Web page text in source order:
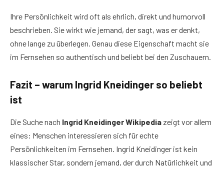
Ihre Persönlichkeit wird oft als ehrlich, direkt und humorvoll
beschrieben. Sie wirkt wie jemand, der sagt, was er denkt,
ohne lange zu überlegen. Genau diese Eigenschaft macht sie
im Fernsehen so authentisch und beliebt bei den Zuschauern.
Fazit – warum Ingrid Kneidinger so beliebt
ist
Die Suche nach Ingrid Kneidinger Wikipedia zeigt vor allem
eines: Menschen interessieren sich für echte
Persönlichkeiten im Fernsehen. Ingrid Kneidinger ist kein
klassischer Star, sondern jemand, der durch Natürlichkeit und